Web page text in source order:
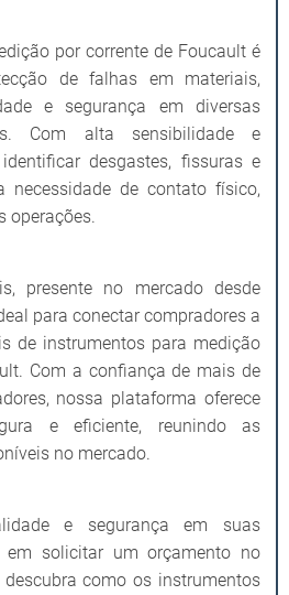
por corrente de Foucault é
de falhas em materiais,
e segurança em diversas
Com alta sensibilidade e
desgastes, fissuras e
necessidade de contato físico,
operações.
presente no mercado desde
para conectar compradores a
de instrumentos para medição
Com a confiança de mais de
nossa plataforma oferece
e eficiente, reunindo as
no mercado.
e segurança em suas
em solicitar um orçamento no
como os instrumentos